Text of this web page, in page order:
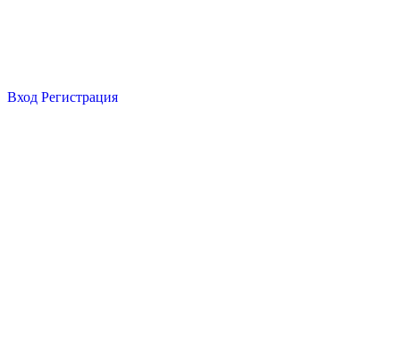
Вход Регистрация